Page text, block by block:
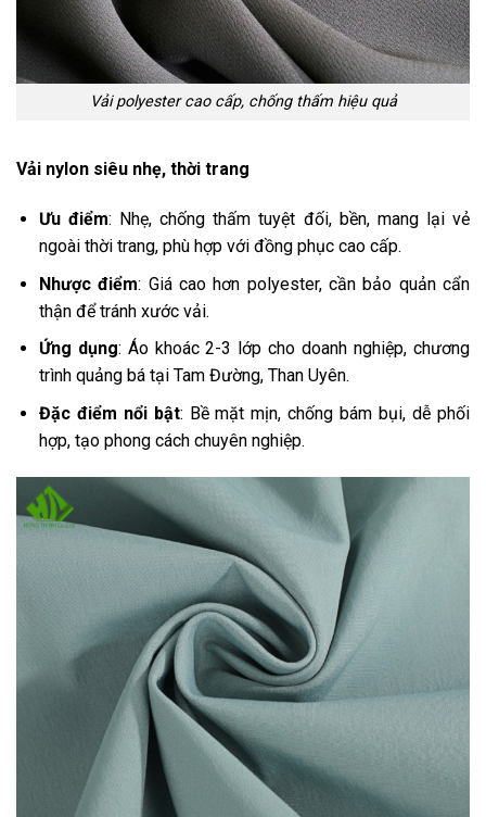
Vải polyester cao cấp, chống thấm hiệu quả
Vải nylon siêu nhẹ, thời trang
Ưu điểm: Nhẹ, chống thấm tuyệt đối, bền, mang lại vẻ
ngoài thời trang, phù hợp với đồng phục cao cấp.
Nhược điểm: Giá cao hơn polyester, cần bảo quản cẩn
thận để tránh xước vải.
Ứng dụng: Áo khoác 2-3 lớp cho doanh nghiệp, chương
trình quảng bá tại Tam Đường, Than Uyên.
Đặc điểm nổi bật: Bề mặt mịn, chống bám bụi, dễ phối
hợp, tạo phong cách chuyên nghiệp.